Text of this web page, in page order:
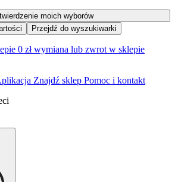
moich wyborów
Przejdź do wyszukiwarki
0 zł wymiana lub zwrot w sklepie
Znajdź sklep Pomoc i kontakt